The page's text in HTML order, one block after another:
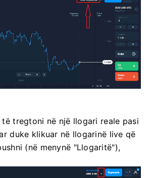
të tregtoni në një llogari reale pasi
duke klikuar në llogarinë live që
(në menynë "Llogaritë"),